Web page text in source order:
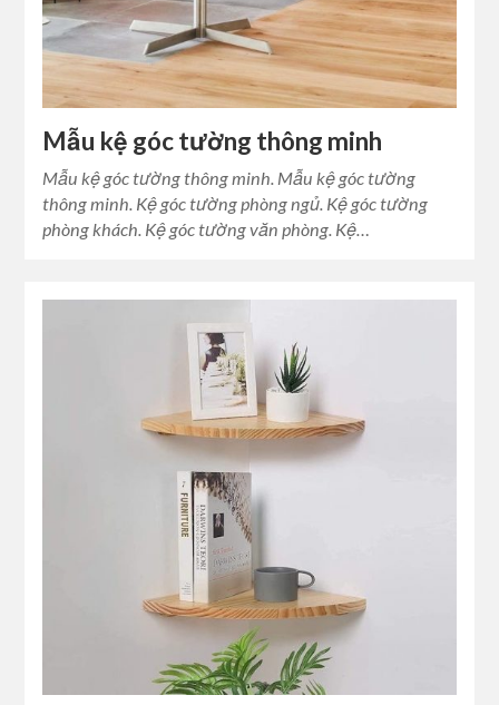
Mẫu kệ góc tường thông minh
Mẫu kệ góc tường thông minh. Mẫu kệ góc tường
thông minh. Kệ góc tường phòng ngủ. Kệ góc tường
phòng khách. Kệ góc tường văn phòng. Kệ…